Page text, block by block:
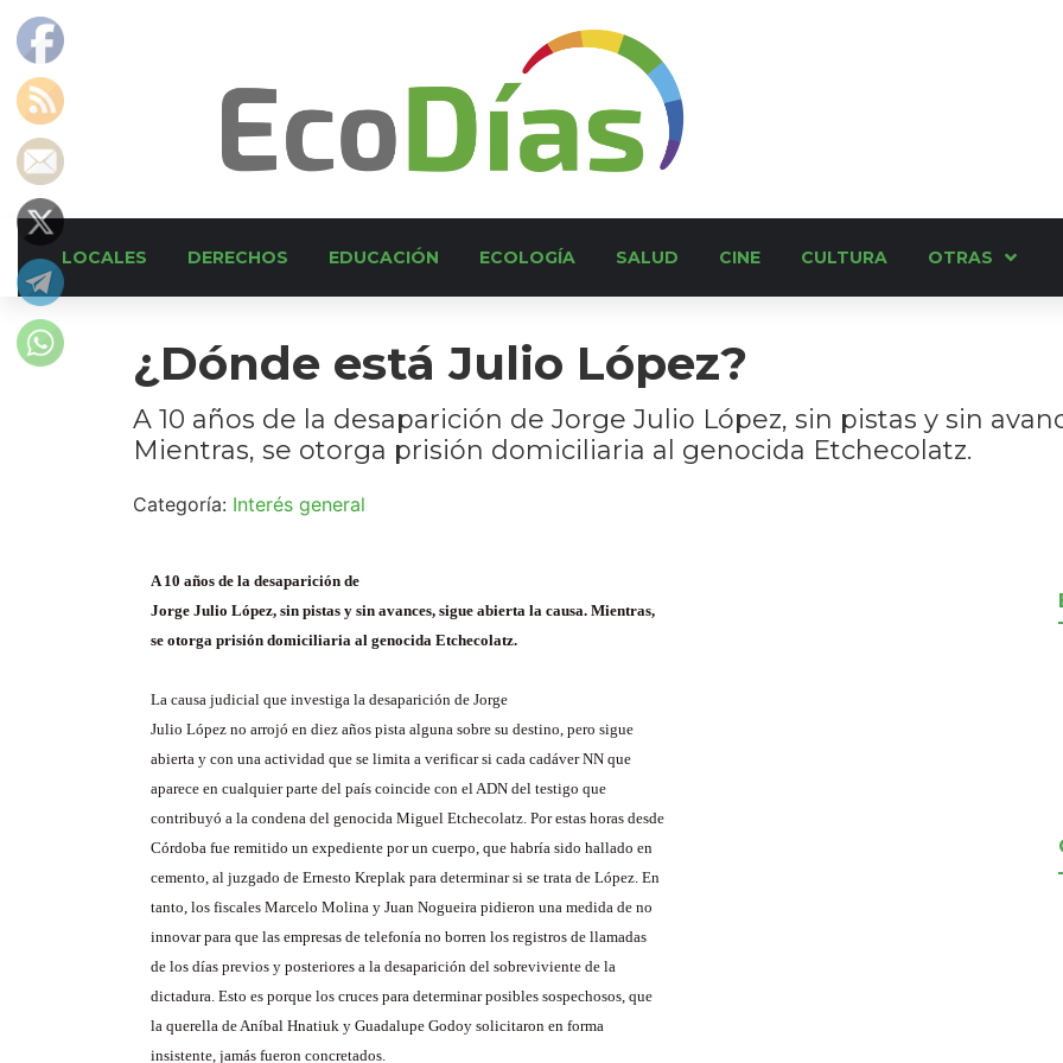
LOCALES DERECHOS EDUCACIÓN ECOLOGÍA SALUD CINE CULTURA OTRAS
¿Dónde está Julio López?
A 10 años de la desaparición de Jorge Julio López, sin pistas y sin
Mientras, se otorga prisión domiciliaria al genocida Etchecolatz.
Categoría: Interés general
A 10 años de la desaparición de
Jorge Julio López, sin pistas y sin avances, sigue abierta la causa. Mientras,
se otorga prisión domiciliaria al genocida Etchecolatz.
La causa judicial que investiga la desaparición de Jorge
Julio López no arrojó en diez años pista alguna sobre su destino, pero sigue
abierta y con una actividad que se limita a verificar si cada cadáver NN que
aparece en cualquier parte del país coincide con el ADN del testigo que
contribuyó a la condena del genocida Miguel Etchecolatz. Por estas horas desde
Córdoba fue remitido un expediente por un cuerpo, que habría sido hallado en
cemento, al juzgado de Ernesto Kreplak para determinar si se trata de López. En
tanto, los fiscales Marcelo Molina y Juan Nogueira pidieron una medida de no
innovar para que las empresas de telefonía no borren los registros de llamadas
de los días previos y posteriores a la desaparición del sobreviviente de la
dictadura. Esto es porque los cruces para determinar posibles sospechosos, que
la querella de Aníbal Hnatiuk y Guadalupe Godoy solicitaron en forma
insistente, jamás fueron concretados.